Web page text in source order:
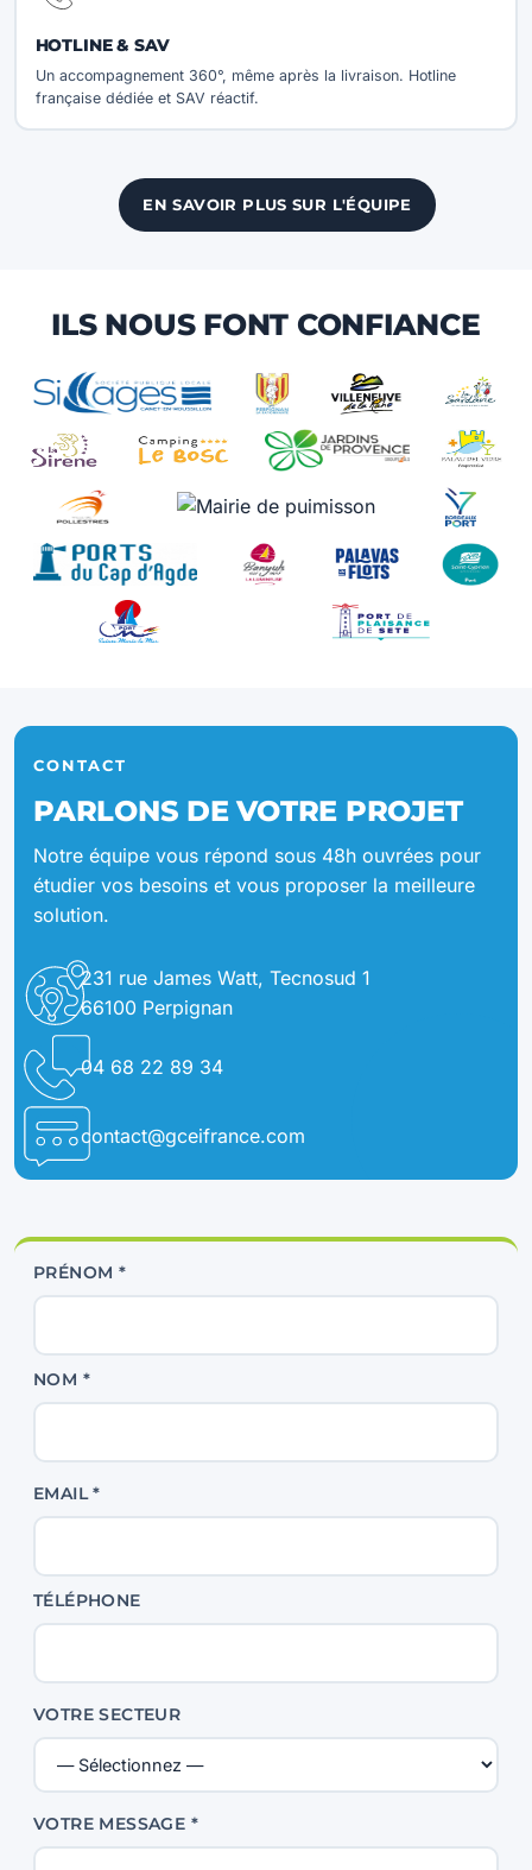
HOTLINE & SAV
Un accompagnement 360°, même après la livraison. Hotline
française dédiée et SAV réactif.
EN SAVOIR PLUS SUR L'ÉQUIPE
ILS NOUS FONT CONFIANCE
CONTACT
PARLONS DE VOTRE PROJET
Notre équipe vous répond sous 48h ouvrées pour
étudier vos besoins et vous proposer la meilleure
solution.
231 rue James Watt, Tecnosud 1
66100 Perpignan
04 68 22 89 34
contact@gceifrance.com
PRÉNOM *
NOM *
EMAIL *
TÉLÉPHONE
VOTRE SECTEUR
VOTRE MESSAGE *